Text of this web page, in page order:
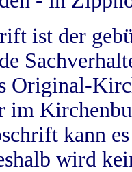
ist der
Original-
im
kann
wird